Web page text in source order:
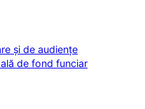
și de audiențe
de fond funciar